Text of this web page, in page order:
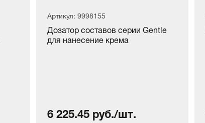
Артикул: 9998155
Дозатор составов серии Gentle
для нанесение крема
6 225.45 руб./шт.